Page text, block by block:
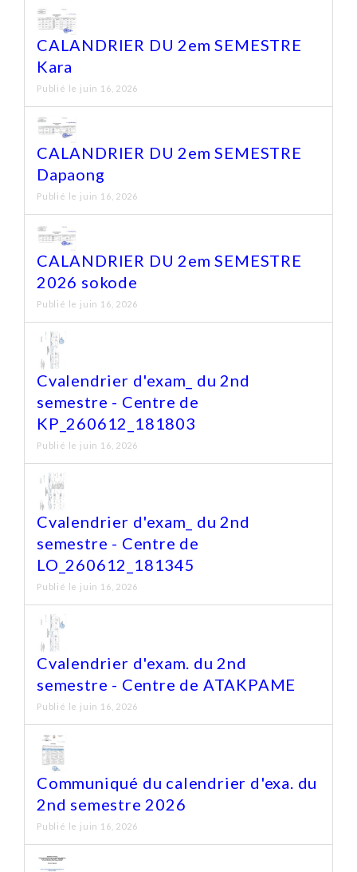
CALANDRIER DU 2em SEMESTRE
Kara
Publié le juin 16, 2026
CALANDRIER DU 2em SEMESTRE
Dapaong
Publié le juin 16, 2026
CALANDRIER DU 2em SEMESTRE
2026 sokode
Publié le juin 16, 2026
Cvalendrier d'exam_ du 2nd
semestre - Centre de
KP_260612_181803
Publié le juin 16, 2026
Cvalendrier d'exam_ du 2nd
semestre - Centre de
LO_260612_181345
Publié le juin 16, 2026
Cvalendrier d'exam. du 2nd
semestre - Centre de ATAKPAME
Publié le juin 16, 2026
Communiqué du calendrier d'exa. du
2nd semestre 2026
Publié le juin 16, 2026